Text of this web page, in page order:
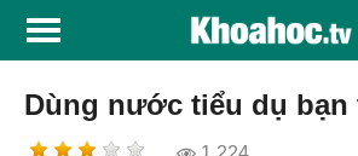
Dùng nước tiểu dụ bạn